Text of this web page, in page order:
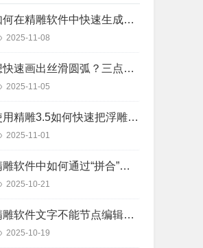
如何在精雕软件中快速生成二维码线条？详细操作步骤解析
2025-11-08
想快速画出丝滑圆弧？三点弧工具真的好用吗？
2025-11-05
使用精雕3.5如何快速把浮雕路径转换成曲面模型？
2025-11-01
精雕软件中如何通过“拼合”实现浮雕图的渐变叠加？
2025-10-21
精雕软件文字不能节点编辑怎么办？快速解决指南
2025-10-19